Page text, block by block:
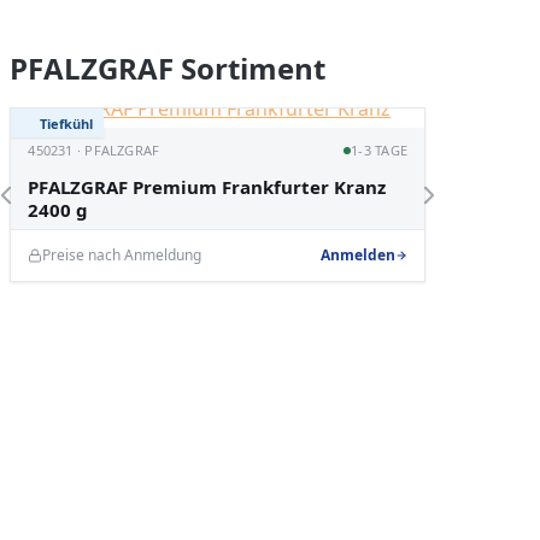
PFALZGRAF Sortiment
Tiefkühl
450231 · PFALZGRAF
1-3 TAGE
PFALZGRAF Premium Frankfurter Kranz
2400 g
Preise nach Anmeldung Anmelden